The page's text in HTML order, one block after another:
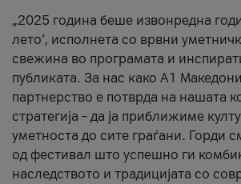
„2025 година беше извонредна
лето’, исполнета со врвни
свежина во програмата и
публиката. За нас како A1
партнерство е потврда на нашата
стратегија – да ја приближиме
уметноста до сите граѓани. Горди
од фестивал што успешно ги
наследството и традицијата со